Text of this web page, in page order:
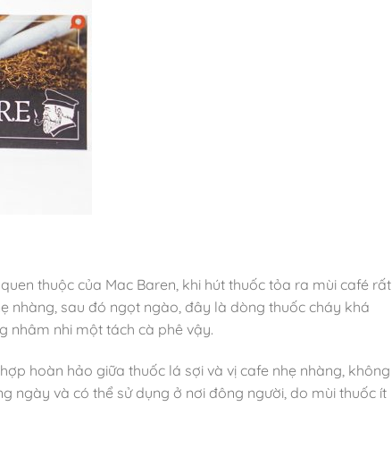
thuộc của Mac Baren, khi hút thuốc tỏa ra mùi café rất
nhàng, sau đó ngọt ngào, đây là dòng thuốc cháy khá
nhâm nhi một tách cà phê vậy.
hoàn hảo giữa thuốc lá sợi và vị cafe nhẹ nhàng, không
ngày và có thể sử dụng ở nơi đông người, do mùi thuốc ít